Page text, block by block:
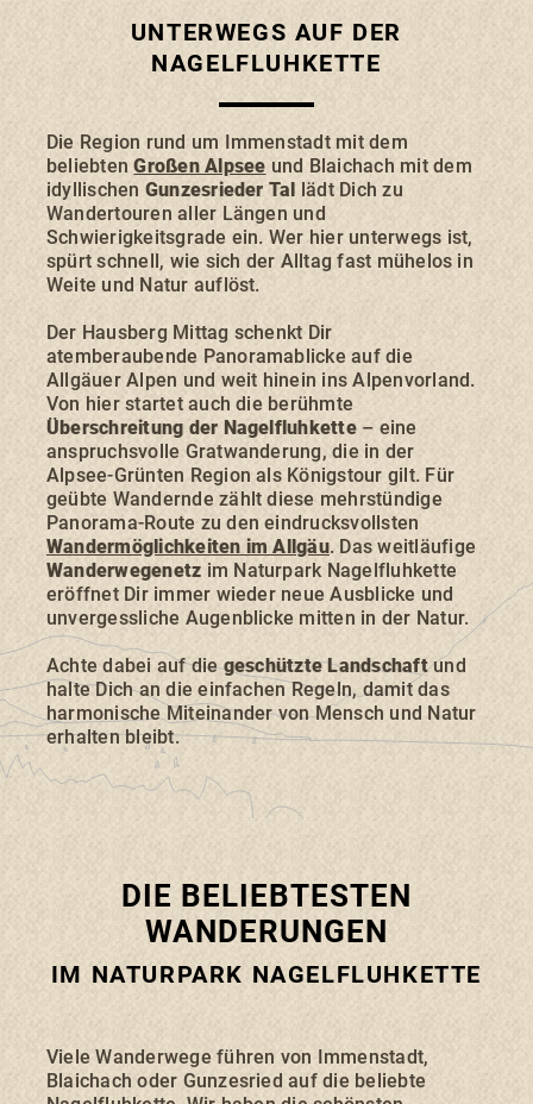
SONTHOFEN IMMENSTADT
RETTENBERG
BLAICHACH-GUNZESRIED
BURGBERG
UNTERKÜNFTE
ERLEBNISSE
Suchbegriff
Suchen
UNTERWEGS AUF DER
NAGELFLUHKETTE
Die Region rund um Immenstadt mit dem
beliebtenGroßen Alpsee und Blaichach mit dem
idyllischen Gunzesrieder Tal lädt Dich zu
Wandertouren aller Längen und
Schwierigkeitsgrade ein. Wer hier unterwegs ist,
spürt schnell, wie sich der Alltag fast mühelos in
Weite und Natur auflöst.
Der Hausberg Mittag schenkt Dir
atemberaubende Panoramablicke auf die
Allgäuer Alpen und weit hinein ins Alpenvorland.
Von hier startet auch die berühmte
Überschreitung der Nagelfluhkette– eine
anspruchsvolle Gratwanderung, die in der
Alpsee-Grünten Region als Königstour gilt. Für
geübte Wandernde zählt diese mehrstündige
Panorama-Route zu den eindrucksvollsten
Wandermöglichkeiten im Allgäu. Das weitläufige
Wanderwegenetz im Naturpark Nagelfluhkette
eröffnet Dir immer wieder neue Ausblicke und
unvergessliche Augenblicke mitten in der Natur.
Achte dabei auf diegeschützte Landschaftund
halte Dich an die einfachen Regeln, damit das
harmonische Miteinander von Mensch und Natur
erhalten bleibt.
DIE BELIEBTESTEN
WANDERUNGEN
IM NATURPARK NAGELFLUHKETTE
Viele Wanderwege führen von Immenstadt,
Blaichach oder Gunzesried auf die beliebte